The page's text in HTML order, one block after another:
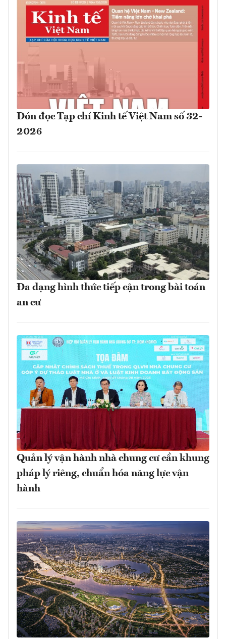
Đón đọc Tạp chí Kinh tế Việt Nam số 32-
2026
Đa dạng hình thức tiếp cận trong bài toán
an cư
Quản lý vận hành nhà chung cư cần khung
pháp lý riêng, chuẩn hóa năng lực vận
hành